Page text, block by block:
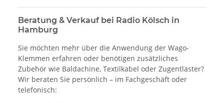
Beratung & Verkauf bei Radio Kölsch in
Hamburg
Sie möchten mehr über die Anwendung der Wago-
Klemmen erfahren oder benötigen zusätzliches
Zubehör wie Baldachine, Textilkabel oder Zugentlaster?
Wir beraten Sie persönlich – im Fachgeschäft oder
telefonisch: